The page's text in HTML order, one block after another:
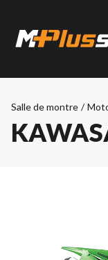
Salle de montre /